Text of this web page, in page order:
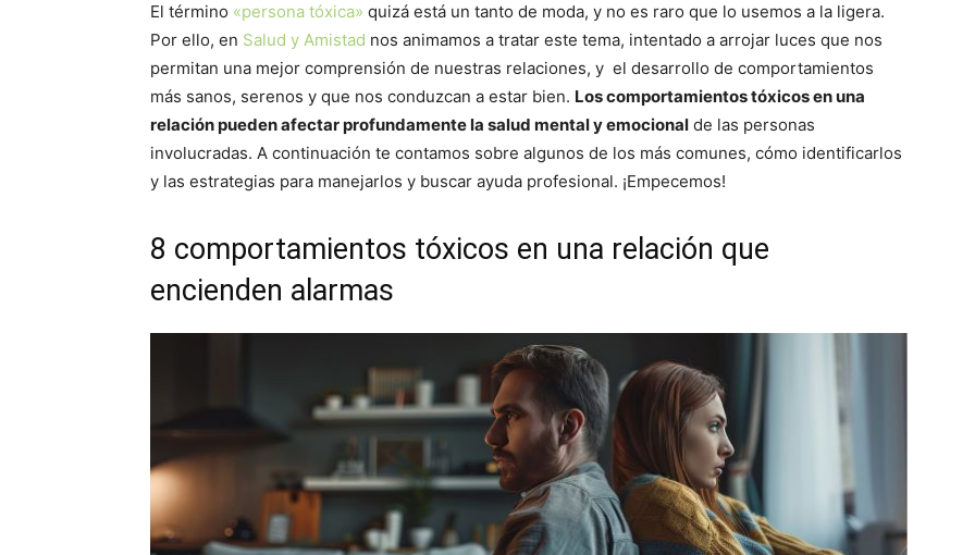
El término «persona tóxica» quizá está un tanto de moda, y no es raro que lo usemos a la ligera.
Por ello, en Salud y Amistad nos animamos a tratar este tema, intentado a arrojar luces que nos
permitan una mejor comprensión de nuestras relaciones, y el desarrollo de comportamientos
más sanos, serenos y que nos conduzcan a estar bien. Los comportamientos tóxicos en una
relación pueden afectar profundamente la salud mental y emocional de las personas
involucradas. A continuación te contamos sobre algunos de los más comunes, cómo identificarlos
y las estrategias para manejarlos y buscar ayuda profesional. ¡Empecemos!
8 comportamientos tóxicos en una relación que
encienden alarmas